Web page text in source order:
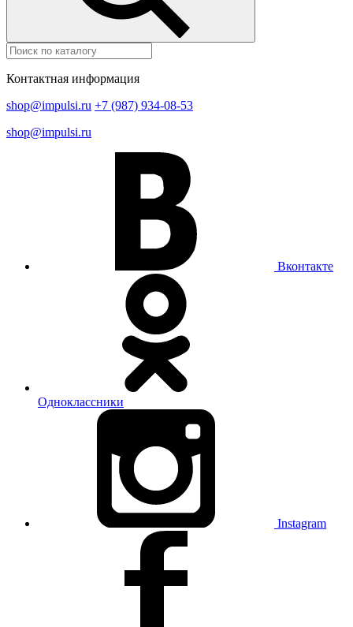
Контактная информация
shop@impulsi.ru +7 (987) 934-08-53
shop@impulsi.ru
Вконтакте
Одноклассники
Instagram